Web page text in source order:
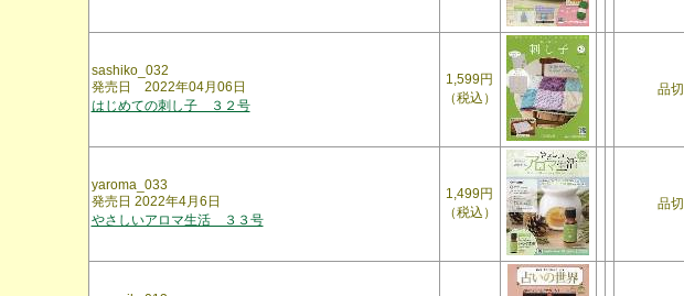
sashiko_032
発売日 2022年04月06日
はじめての刺し子 ３２号
1,599円
（税込）
品切
yaroma_033
発売日 2022年4月6日
やさしいアロマ生活 ３３号
1,499円
（税込）
品切